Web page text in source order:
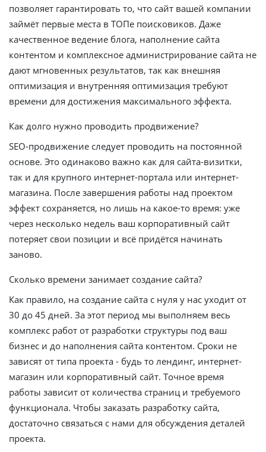
позволяет гарантировать то, что сайт вашей компании
займёт первые места в ТОПе поисковиков. Даже
качественное ведение блога, наполнение сайта
контентом и комплексное администрирование сайта не
дают мгновенных результатов, так как внешняя
оптимизация и внутренняя оптимизация требуют
времени для достижения максимального эффекта.
Как долго нужно проводить продвижение?
SEO-продвижение следует проводить на постоянной
основе. Это одинаково важно как для сайта-визитки,
так и для крупного интернет-портала или интернет-
магазина. После завершения работы над проектом
эффект сохраняется, но лишь на какое-то время: уже
через несколько недель ваш корпоративный сайт
потеряет свои позиции и всё придётся начинать
заново.
Сколько времени занимает создание сайта?
Как правило, на создание сайта с нуля у нас уходит от
30 до 45 дней. За этот период мы выполняем весь
комплекс работ от разработки структуры под ваш
бизнес и до наполнения сайта контентом. Сроки не
зависят от типа проекта - будь то лендинг, интернет-
магазин или корпоративный сайт. Точное время
работы зависит от количества страниц и требуемого
функционала. Чтобы заказать разработку сайта,
достаточно связаться с нами для обсуждения деталей
проекта.